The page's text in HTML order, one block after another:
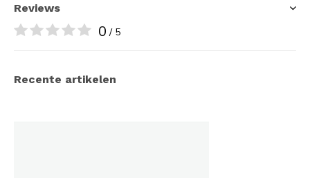
Reviews
0 / 5
Recente artikelen